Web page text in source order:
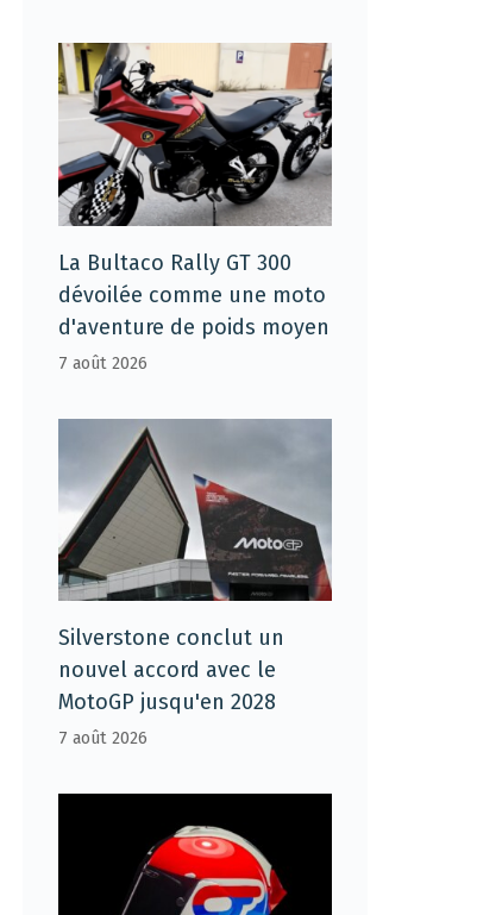
La Bultaco Rally GT 300
dévoilée comme une moto
d'aventure de poids moyen
7 août 2026
Silverstone conclut un
nouvel accord avec le
MotoGP jusqu'en 2028
7 août 2026